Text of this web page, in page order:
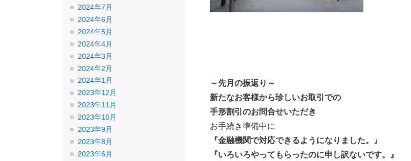
～先月の振返り～
新たなお客様から珍しいお取引での
手形割引のお問合せいただき
お手続き準備中に
『金融機関で対応できるようになりました。』
『いろいろやってもらったのに申し訳ないです。』
2024年7月
2024年6月
2024年5月
2024年4月
2024年3月
2024年2月
2024年1月
2023年12月
2023年11月
2023年10月
2023年9月
2023年8月
2023年6月